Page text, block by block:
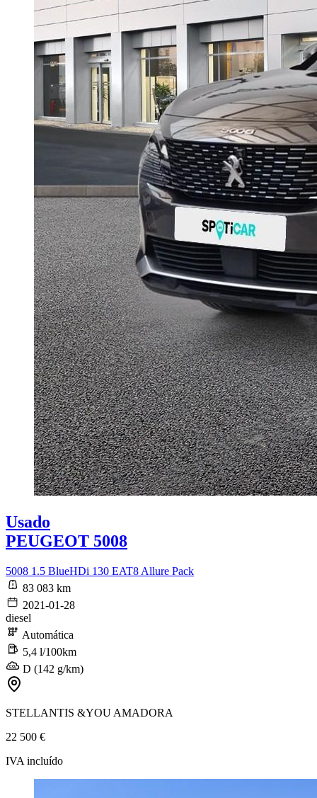
Usado
PEUGEOT 5008
5008 1.5 BlueHDi 130 EAT8 Allure Pack
83 083 km
2021-01-28
diesel
Automática
5,4 l/100km
D (142 g/km)
STELLANTIS &YOU AMADORA
22 500 €
IVA incluído